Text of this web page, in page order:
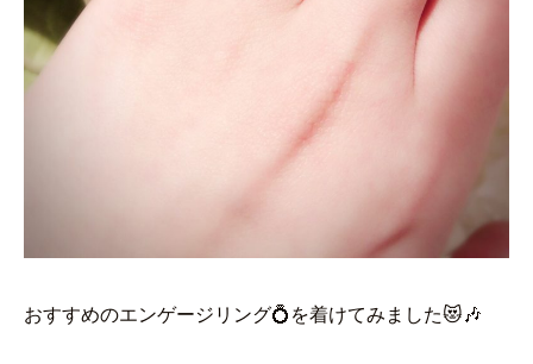
おすすめのエンゲージリング💍を着けてみました😻🎶